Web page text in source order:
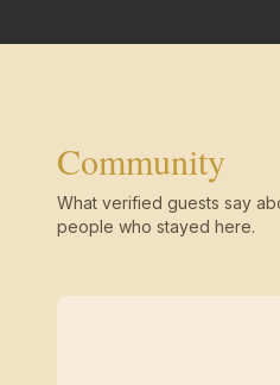
Community
What verified guests say
people who stayed here.